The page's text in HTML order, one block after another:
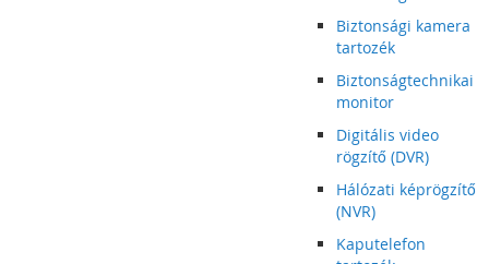
Biztonsági kamera
tartozék
Biztonságtechnikai
monitor
Digitális video
rögzítő (DVR)
Hálózati képrögzítő
(NVR)
Kaputelefon